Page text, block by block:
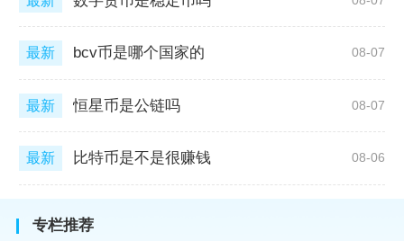
最新 bcv币是哪个国家的 08-07
最新 恒星币是公链吗 08-07
最新 比特币是不是很赚钱 08-06
专栏推荐